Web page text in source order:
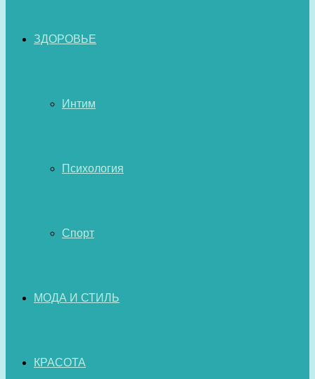
ЗДОРОВЬЕ
Интим
Психология
Спорт
МОДА И СТИЛЬ
КРАСОТА